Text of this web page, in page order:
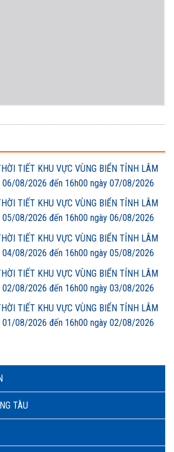
TÀU
TIẾT KHU VỰC VÙNG BIỂN TỈNH LÂM
06/08/2026 đến 16h00 ngày 07/08/2026
TIẾT KHU VỰC VÙNG BIỂN TỈNH LÂM
05/08/2026 đến 16h00 ngày 06/08/2026
TIẾT KHU VỰC VÙNG BIỂN TỈNH LÂM
04/08/2026 đến 16h00 ngày 05/08/2026
TIẾT KHU VỰC VÙNG BIỂN TỈNH LÂM
02/08/2026 đến 16h00 ngày 03/08/2026
TIẾT KHU VỰC VÙNG BIỂN TỈNH LÂM
01/08/2026 đến 16h00 ngày 02/08/2026